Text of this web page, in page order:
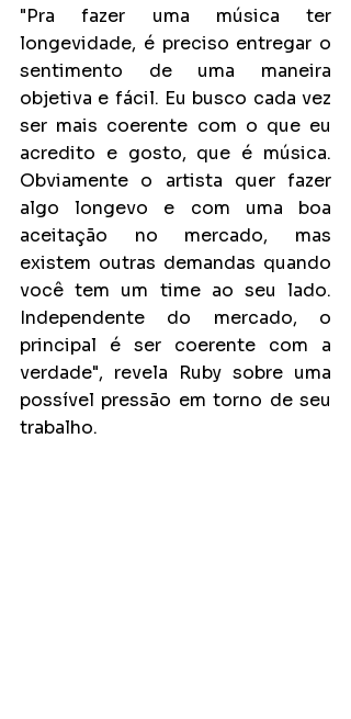
"Pra fazer uma música ter
longevidade, é preciso entregar o
sentimento de uma maneira
objetiva e fácil. Eu busco cada vez
ser mais coerente com o que eu
acredito e gosto, que é música.
Obviamente o artista quer fazer
algo longevo e com uma boa
aceitação no mercado, mas
existem outras demandas quando
você tem um time ao seu lado.
Independente do mercado, o
principal é ser coerente com a
verdade", revela Ruby sobre uma
possível pressão em torno de seu
trabalho.